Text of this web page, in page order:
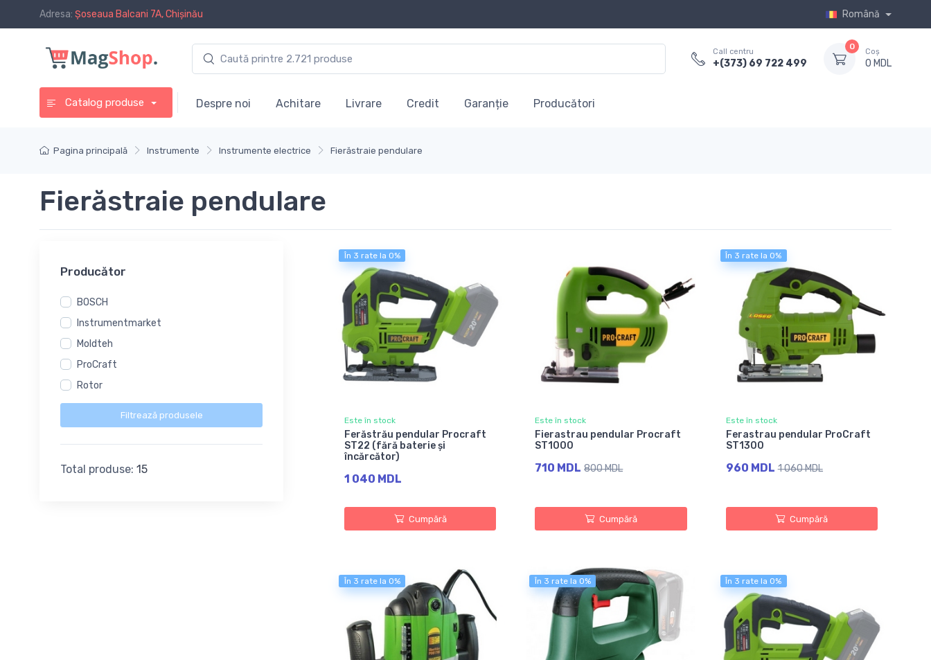
Adresa: Șoseaua Balcani 7A, Chișinău Română
Call centru
+(373) 69 722 499
0
Coș
0 MDL
Catalog produse Despre noi Achitare Livrare Credit Garanție Producători
Pagina principală Instrumente Instrumente electrice Fierăstraie pendulare
Fierăstraie pendulare
Producător
BOSCH
Instrumentmarket
Moldteh
ProCraft
Rotor
Filtrează produsele
Total produse: 15
În 3 rate la 0%
Este în stock
Ferăstrău pendular Procraft
ST22 (fără baterie și
încărcător)
1 040 MDL
Cumpără
Este în stock
Fierastrau pendular Procraft
ST1000
710 MDL 800 MDL
Cumpără
În 3 rate la 0%
Este în stock
Ferastrau pendular ProCraft
ST1300
960 MDL 1 060 MDL
Cumpără
În 3 rate la 0% În 3 rate la 0% În 3 rate la 0%